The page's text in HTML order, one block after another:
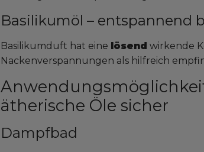
Basilikumöl – entspannend
Basilikumduft hat eine lösend wirkende
Nackenverspannungen als hilfreich
ätherische Öle sicher
Dampfbad